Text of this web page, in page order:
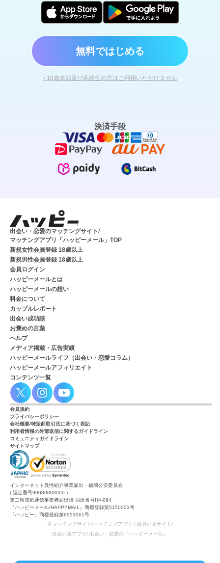
無料ではじめる
› 18歳未満及び高校生の方はご利用いただけません
決済手段
出会い・恋愛のマッチングサイト/
マッチングアプリ「ハッピーメール」TOP
新規女性会員登録 18歳以上
新規男性会員登録 18歳以上
会員ログイン
ハッピーメールとは
ハッピーメールの想い
料金について
カップルレポート
出会い成功談
お褒めの言葉
ヘルプ
メディア掲載・広告実績
ハッピーメールライフ（出会い・恋愛コラム）
ハッピーメールアフィリエイト
コンテンツ一覧
会員規約
プライバシーポリシー
会社概要/特定商取引法に基づく表記
利用者情報の外部送信に関するガイドライン
コミュニティガイドライン
サイトマップ
インターネット異性紹介事業届出・福岡公安委員会
( 認定番号90080003000 )
第二種電気通信事業者届出済 届出番号H4-094
『ハッピーメール/HAPPYMAIL』商標登録第5150003号
『ハッピー』商標登録第6953061号
© マッチングサイト/マッチングアプリ / 出会い系サイト/
出会い系アプリ/ 出会い・恋愛の『ハッピーメール』